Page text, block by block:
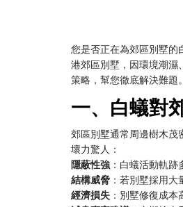
您是否正在為郊區別墅的
港郊區別墅，因環境潮濕
策略，幫您徹底解決難題。
一、白蟻對
郊區別墅通常周邊樹木茂
壞力驚人：
隱蔽性強 ：白蟻活動軌
結構威脅 ：若別墅採用
經濟損失 ：別墅修復成